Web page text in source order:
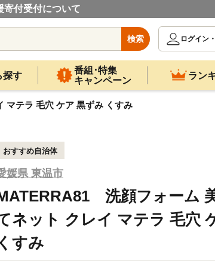
寄付受付について
検索
ログイン
探す
番組･特集
キャンペーン
ラン
テラ 毛穴 ケア 黒ずみ くすみ
おすすめ自治体
媛県 東温市
洗顔フォーム
ネット クレイ マテラ 毛穴
くすみ